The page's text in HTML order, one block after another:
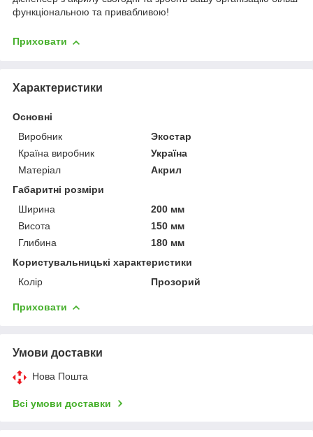
функціональною та привабливою!
Приховати
Характеристики
Основні
Виробник
Экостар
Країна виробник
Україна
Матеріал
Акрил
Габаритні розміри
Ширина
200 мм
Висота
150 мм
Глибина
180 мм
Користувальницькі характеристики
Колір
Прозорий
Приховати
Умови доставки
Нова Пошта
Всі умови доставки